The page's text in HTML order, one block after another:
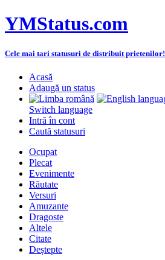
YMStatus.com
Cele mai tari statusuri de distribuit prietenilor!
Acasă
Adaugă un status
Switch language
Intră în cont
Caută statusuri
Ocupat
Plecat
Evenimente
Răutate
Versuri
Amuzante
Dragoste
Altele
Citate
Deștepte